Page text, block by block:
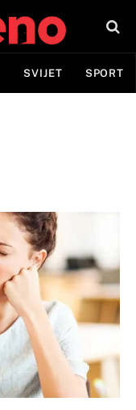
SVIJET SPORT